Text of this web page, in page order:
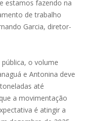
estamos fazendo na
de trabalho
Garcia, diretor-
o volume
e Antonina deve
até
a movimentação
é atingir a